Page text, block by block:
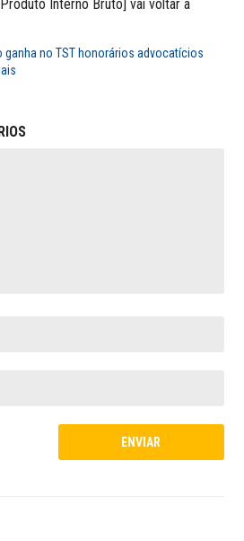
Interno Bruto] vai voltar a
ganha no TST honorários advocatícios